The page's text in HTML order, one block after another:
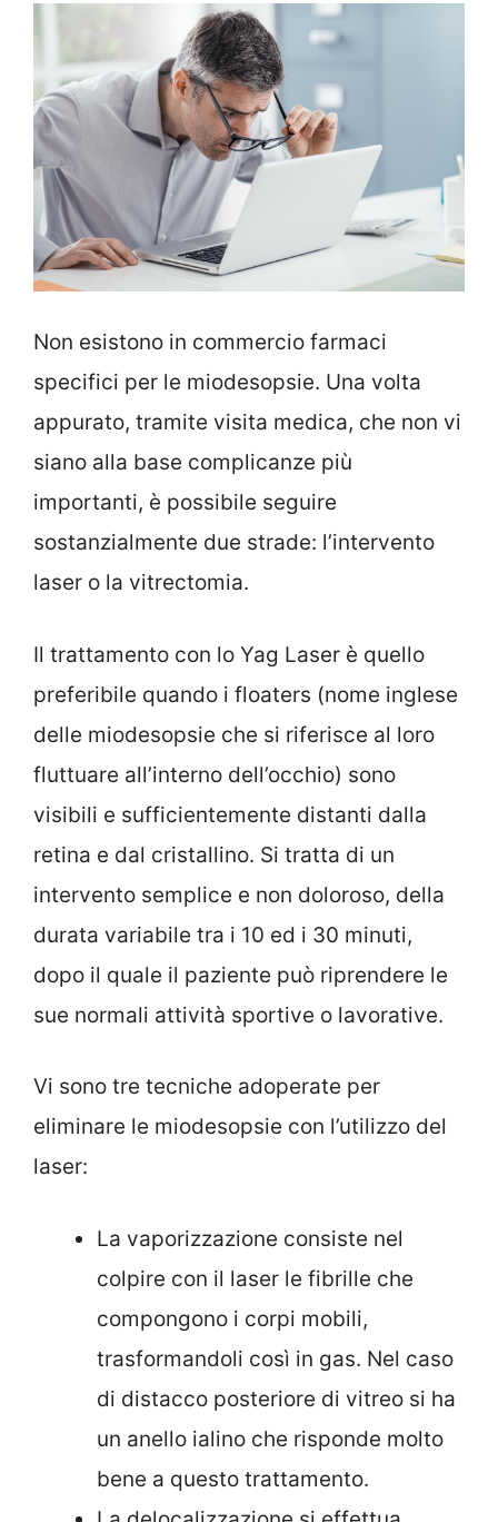
Non esistono in commercio farmaci
specifici per le miodesopsie. Una volta
appurato, tramite visita medica, che non vi
siano alla base complicanze più
importanti, è possibile seguire
sostanzialmente due strade: l’intervento
laser o la vitrectomia.
Il trattamento con lo Yag Laser è quello
preferibile quando i floaters (nome inglese
delle miodesopsie che si riferisce al loro
fluttuare all’interno dell’occhio) sono
visibili e sufficientemente distanti dalla
retina e dal cristallino. Si tratta di un
intervento semplice e non doloroso, della
durata variabile tra i 10 ed i 30 minuti,
dopo il quale il paziente può riprendere le
sue normali attività sportive o lavorative.
Vi sono tre tecniche adoperate per
eliminare le miodesopsie con l’utilizzo del
laser:
La vaporizzazione consiste nel
colpire con il laser le fibrille che
compongono i corpi mobili,
trasformandoli così in gas. Nel caso
di distacco posteriore di vitreo si ha
un anello ialino che risponde molto
bene a questo trattamento.